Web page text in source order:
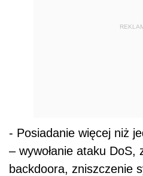
- Posiadanie więcej niż
– wywołanie ataku DoS,
backdoora, zniszczenie